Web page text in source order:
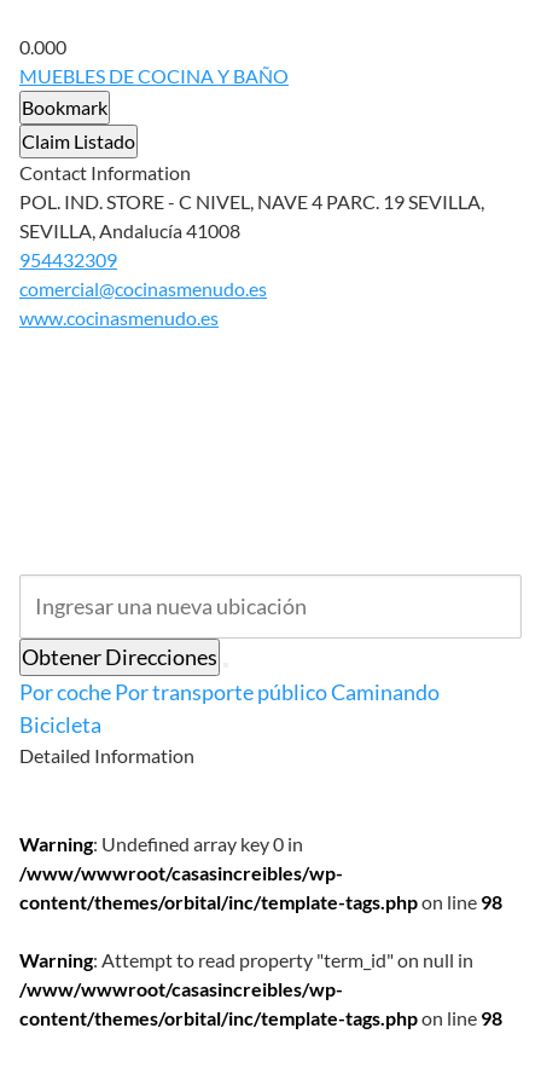
0.000
MUEBLES DE COCINA Y BAÑO
Bookmark
Claim Listado
Contact Information
POL. IND. STORE - C NIVEL, NAVE 4 PARC. 19 SEVILLA,
SEVILLA, Andalucía 41008
954432309
comercial@cocinasmenudo.es
www.cocinasmenudo.es
Obtener Direcciones
Por cochePor transporte públicoCaminando
Bicicleta
Detailed Information
Warning: Undefined array key 0 in
/www/wwwroot/casasincreibles/wp-
content/themes/orbital/inc/template-tags.phpon line 98
Warning: Attempt to read property "term_id" on null in
/www/wwwroot/casasincreibles/wp-
content/themes/orbital/inc/template-tags.phpon line 98